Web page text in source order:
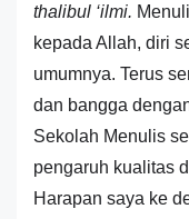
thalibul ‘ilmi.
kepada Allah, diri
umumnya. Terus
dan bangga
Sekolah Menulis
pengaruh kualitas
Harapan saya ke